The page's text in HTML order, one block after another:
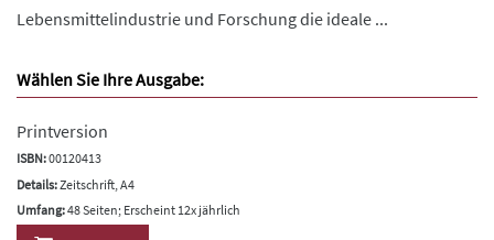
Lebensmittelindustrie und Forschung die ideale ...
Wählen Sie Ihre Ausgabe:
Printversion
ISBN:00120413
Details:Zeitschrift, A4
Umfang:48 Seiten; Erscheint 12x jährlich